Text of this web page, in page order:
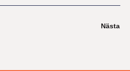
Nästa